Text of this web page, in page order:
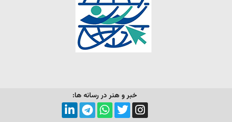
خبر و هنر در رسانه ها: